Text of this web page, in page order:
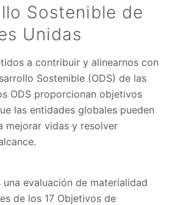
Sostenible de
Unidas
a contribuir y alinearnos con
Sostenible (ODS) de las
ODS proporcionan objetivos
las entidades globales pueden
mejorar vidas y resolver
una evaluación de materialidad
de los 17 Objetivos de